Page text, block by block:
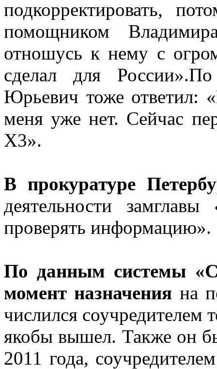
подкорректировать,
помощником
отношусь к нему с
сделал для
Юрьевич тоже ответил:
меня уже нет. Сейчас
X3».
В прокуратуре
деятельности
проверять информацию».
По данным системы
момент назначения на
числился соучредителем
якобы вышел. Также он
2011 года,